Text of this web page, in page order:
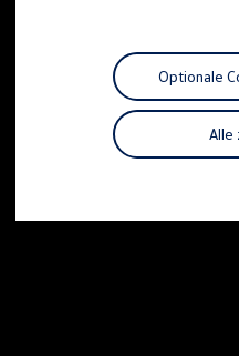
Motorenöl
Räder und
Pannen- und
Economy
Volkswagen
Zubehör
Alle
Optionale